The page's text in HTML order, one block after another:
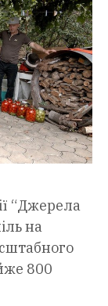
“Джерела
на
800